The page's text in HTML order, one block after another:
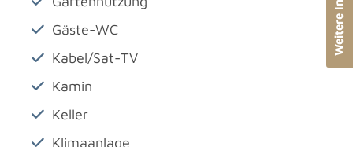
Gäste-WC
Kabel/Sat-TV
Kamin
Keller
Klimaanlage